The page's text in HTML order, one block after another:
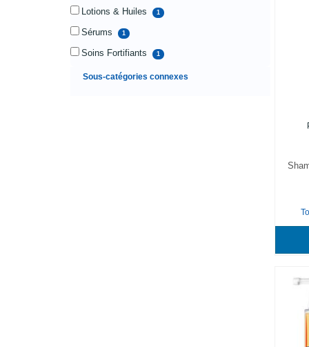
Lotions & Huiles
1
Sérums 1
Soins Fortifiants 1
Sous-catégories connexes